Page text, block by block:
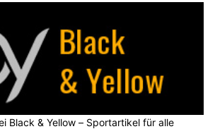
Black & Yellow – Sportartikel für alle